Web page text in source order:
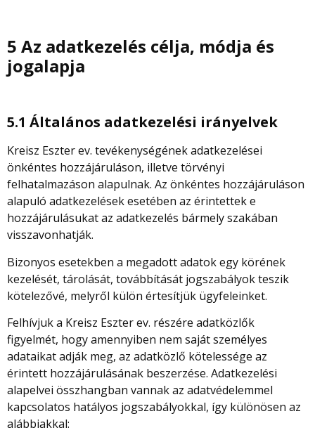
5 Az adatkezelés célja, módja és
jogalapja
5.1 Általános adatkezelési irányelvek
Kreisz Eszter ev. tevékenységének adatkezelései
önkéntes hozzájáruláson, illetve törvényi
felhatalmazáson alapulnak. Az önkéntes hozzájáruláson
alapuló adatkezelések esetében az érintettek e
hozzájárulásukat az adatkezelés bármely szakában
visszavonhatják.
Bizonyos esetekben a megadott adatok egy körének
kezelését, tárolását, továbbítását jogszabályok teszik
kötelezővé, melyről külön értesítjük ügyfeleinket.
Felhívjuk a Kreisz Eszter ev. részére adatközlők
figyelmét, hogy amennyiben nem saját személyes
adataikat adják meg, az adatközlő kötelessége az
érintett hozzájárulásának beszerzése. Adatkezelési
alapelvei összhangban vannak az adatvédelemmel
kapcsolatos hatályos jogszabályokkal, így különösen az
alábbiakkal: